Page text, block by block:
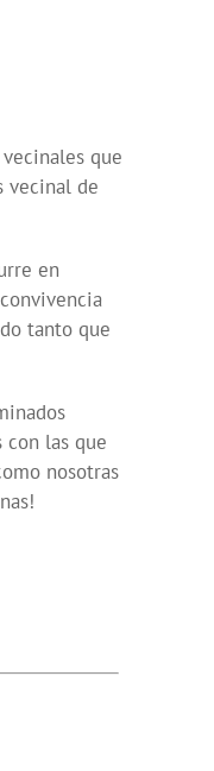
que
vecinal de
en
tanto que
las que
nosotras